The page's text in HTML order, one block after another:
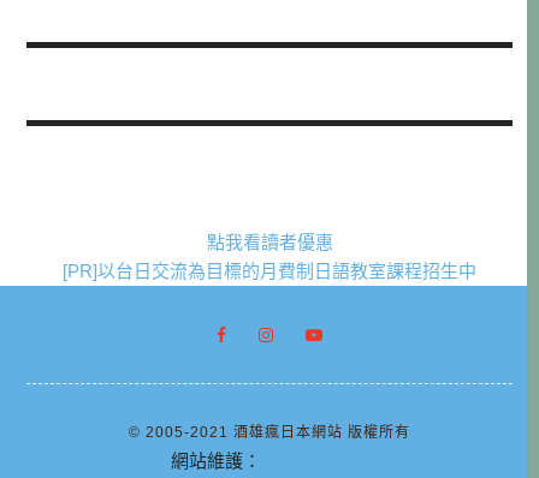
點我看讀者優惠
[PR]以台日交流為目標的月費制日語教室課程招生中
© 2005-2021 酒雄瘋日本網站 版權所有
網站維護：